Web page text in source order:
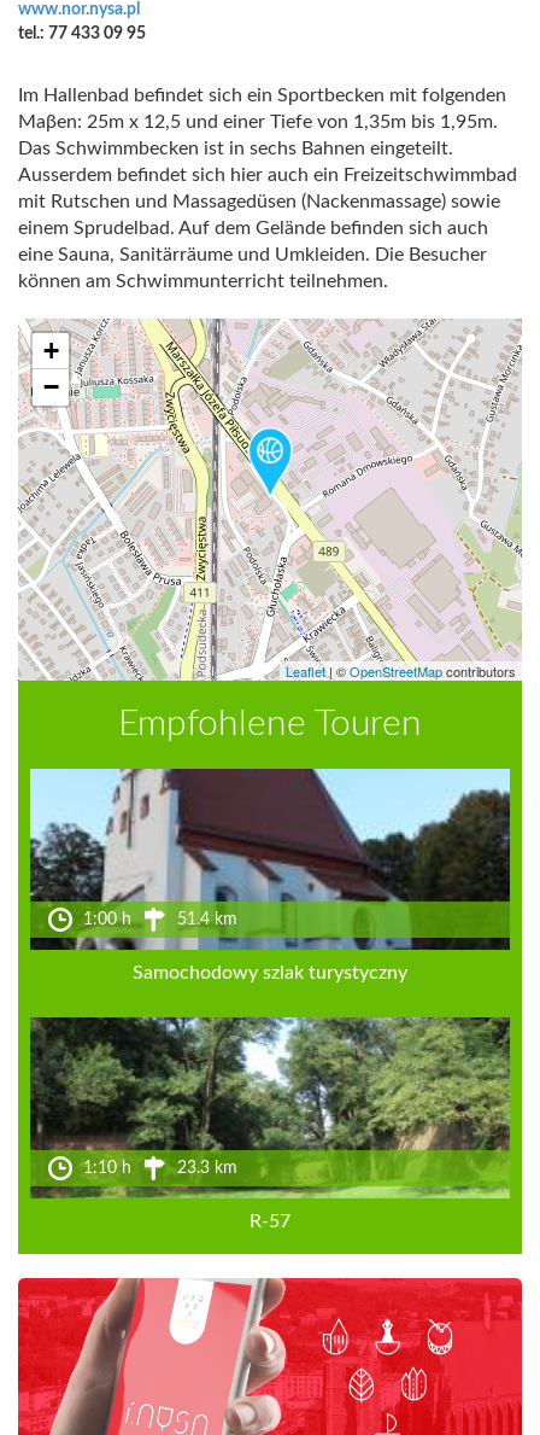
www.nor.nysa.pl
tel.: 77 433 09 95
Im Hallenbad befindet sich ein Sportbecken mit folgenden
Maβen: 25m x 12,5 und einer Tiefe von 1,35m bis 1,95m.
Das Schwimmbecken ist in sechs Bahnen eingeteilt.
Ausserdem befindet sich hier auch ein Freizeitschwimmbad
mit Rutschen und Massagedüsen (Nackenmassage) sowie
einem Sprudelbad. Auf dem Gelände befinden sich auch
eine Sauna, Sanitärräume und Umkleiden. Die Besucher
können am Schwimmunterricht teilnehmen.
+
−
Leaflet|©OpenStreetMapcontributors
Empfohlene Touren
1:00 h 51.4 km
Samochodowy szlak turystyczny
1:10 h 23.3 km
R-57